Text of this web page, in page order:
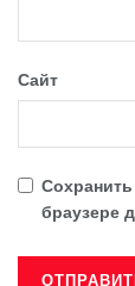
Сайт
браузере